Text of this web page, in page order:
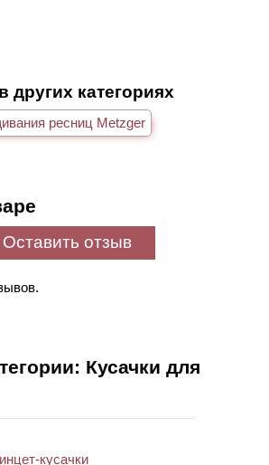
других категориях
ресниц Metzger
Оставить отзыв
Кусачки для